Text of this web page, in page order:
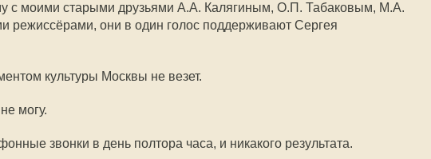
с моими старыми друзьями А.А. Калягиным, О.П. Табаковым, М.А.
режиссёрами, они в один голос поддерживают Сергея
культуры Москвы не везет.
могу.
звонки в день полтора часа, и никакого результата.